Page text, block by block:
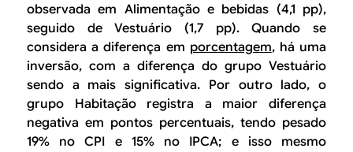
observada em Alimentação e bebidas (4,1 pp),
seguido deVestuário (1,7 pp). Quando se
considera a diferença em porcentagem, há uma
inversão, com a diferença do grupo Vestuário
sendo a mais significativa. Por outro lado, o
grupo Habitaçãoregistra a maior diferença
negativa em pontos percentuais, tendo pesado
19% no CPI e 15% no IPCA; e isso mesmo